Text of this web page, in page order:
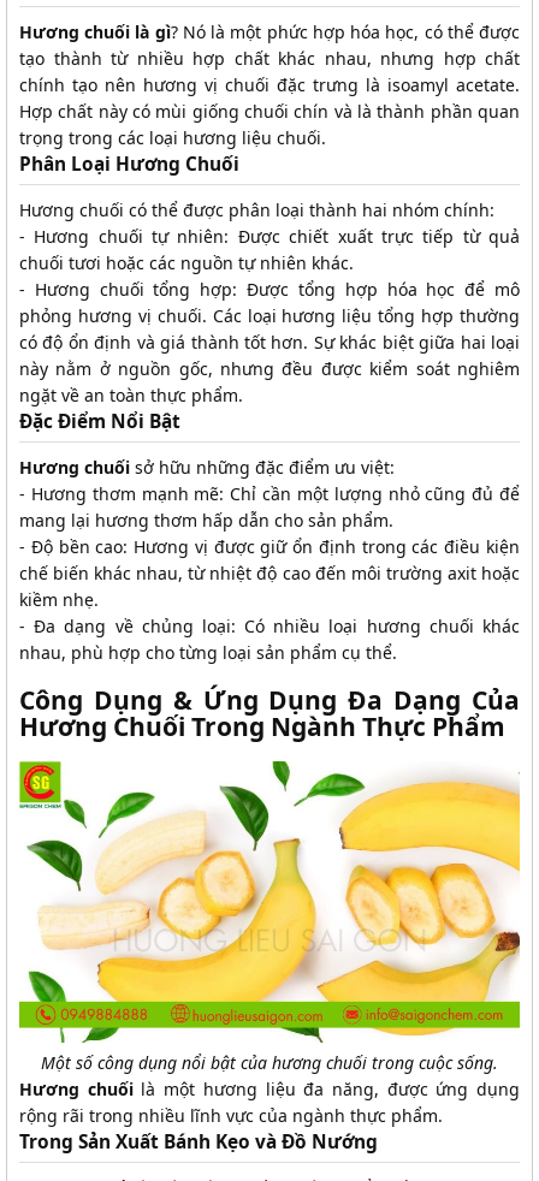
Hương chuối là gì? Nó là một phức hợp hóa học, có thể được
tạo thành từ nhiều hợp chất khác nhau, nhưng hợp chất
chính tạo nên hương vị chuối đặc trưng là isoamyl acetate.
Hợp chất này có mùi giống chuối chín và là thành phần quan
trọng trong các loại hương liệu chuối.
Phân Loại Hương Chuối
Hương chuối có thể được phân loại thành hai nhóm chính:
- Hương chuối tự nhiên: Được chiết xuất trực tiếp từ quả
chuối tươi hoặc các nguồn tự nhiên khác.
- Hương chuối tổng hợp: Được tổng hợp hóa học để mô
phỏng hương vị chuối. Các loại hương liệu tổng hợp thường
có độ ổn định và giá thành tốt hơn. Sự khác biệt giữa hai loại
này nằm ở nguồn gốc, nhưng đều được kiểm soát nghiêm
ngặt về an toàn thực phẩm.
Đặc Điểm Nổi Bật
Hương chuối sở hữu những đặc điểm ưu việt:
- Hương thơm mạnh mẽ: Chỉ cần một lượng nhỏ cũng đủ để
mang lại hương thơm hấp dẫn cho sản phẩm.
- Độ bền cao: Hương vị được giữ ổn định trong các điều kiện
chế biến khác nhau, từ nhiệt độ cao đến môi trường axit hoặc
kiềm nhẹ.
- Đa dạng về chủng loại: Có nhiều loại hương chuối khác
nhau, phù hợp cho từng loại sản phẩm cụ thể.
Công Dụng & Ứng Dụng Đa Dạng Của
Hương Chuối Trong Ngành Thực Phẩm
Một số công dụng nổi bật của hương chuối trong cuộc sống.
Hương chuốilà một hương liệu đa năng, được ứng dụng
rộng rãi trong nhiều lĩnh vực của ngành thực phẩm.
Trong Sản Xuất Bánh Kẹo và Đồ Nướng